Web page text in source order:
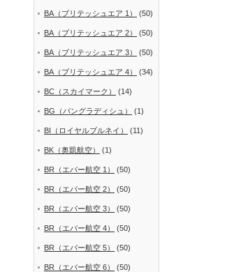
BA（ブリテッシュエア 1） (50)
BA（ブリテッシュエア 2） (50)
BA（ブリテッシュエア 3） (50)
BA（ブリテッシュエア 4） (34)
BC（スカイマーク） (14)
BG（バングラディシュ） (1)
BI（ロイヤルブルネイ） (11)
BK（奥凱航空） (1)
BR（エバー航空 1） (50)
BR（エバー航空 2） (50)
BR（エバー航空 3） (50)
BR（エバー航空 4） (50)
BR（エバー航空 5） (50)
BR（エバー航空 6） (50)